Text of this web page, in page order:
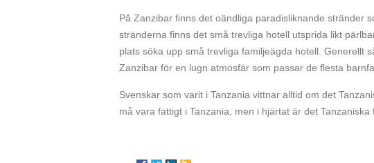
På Zanzibar finns det oändliga paradisliknande stränder
stränderna finns det små trevliga hotell utsprida likt
plats söka upp små trevliga familjeägda hotell. Generellt
Zanzibar för en lugn atmosfär som passar de flesta
Svenskar som varit i Tanzania vittnar alltid om det
må vara fattigt i Tanzania, men i hjärtat är det Tanzaniska